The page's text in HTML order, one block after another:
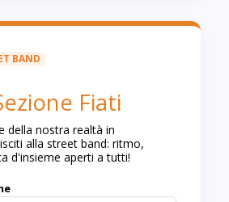
BAND
Fiati
della nostra realtà in
alla street band: ritmo,
d'insieme aperti a tutti!